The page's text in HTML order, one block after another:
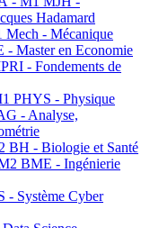
Hadamard
- Mécanique
Master en Economie
- Fondements de
PHYS - Physique
- Analyse,
- Biologie et Santé
BME - Ingénierie
- Système Cyber